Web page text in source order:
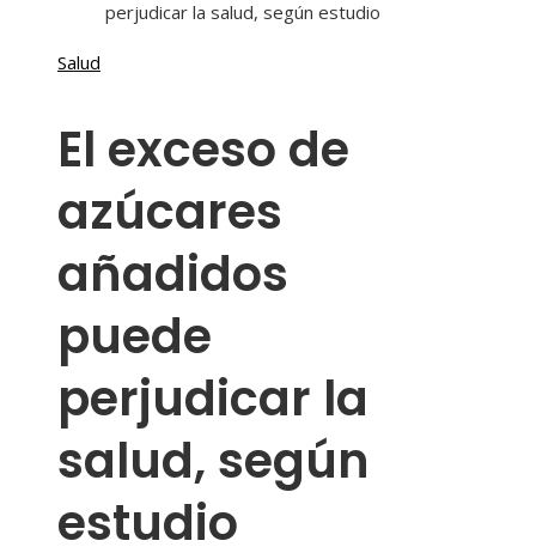
Salud
El exceso de
azúcares
añadidos
puede
perjudicar la
salud, según
estudio